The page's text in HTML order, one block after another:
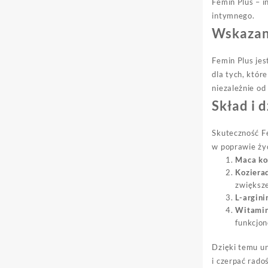
intymnego.
Femin Plus
dla tych, które
niezależnie
Skład i
Skuteczność
w poprawie
Maca
L-
Dzięki temu
i czerpać